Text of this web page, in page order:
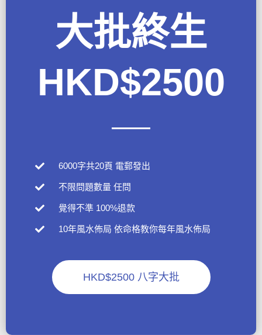
大批終生
HKD$2500
6000字共20頁 電郵發出
不限問題數量 任問​
覺得不準 100%退款
10年風水佈局 依命格教你每年風水佈局
HKD$2500 八字大批